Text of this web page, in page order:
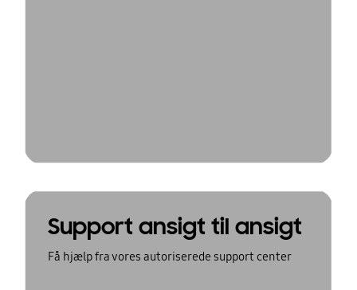
Support ansigt til ansigt
Få hjælp fra vores autoriserede support center